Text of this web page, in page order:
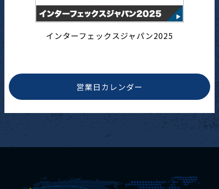
インターフェックスジャパン2025
営業日カレンダー